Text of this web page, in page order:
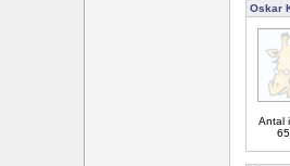
Oskar
Antal